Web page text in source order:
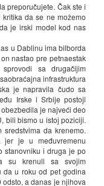
preporučujete. Čak ste i
da se ne možemo
je irski model kod nas
u Dablinu ima bilborda
nastao pre petnaestak
sa drugačijim
infrastruktura
je napravila čudo sa
Irske i Srbije postoji
je najveći deo
bili bismo u istoj poziciji.
da krenemo.
jer je u međuvremenu
stanovniku i druga je po
su krenuli sa svojim
da u roku od pet godina
a danas je njihova